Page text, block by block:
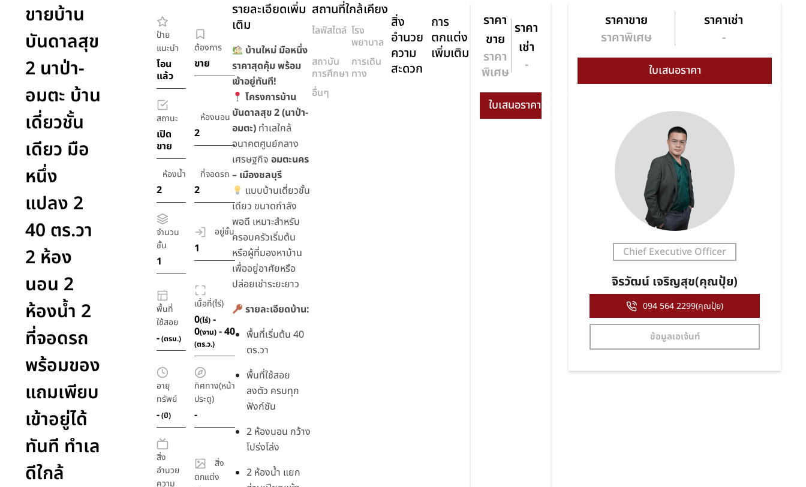
ขายบ้าน
บันดาลสุข
2 นาป่า-
อมตะ บ้าน
เดี่ยวชั้น
เดียว มือ
หนึ่ง
แปลง 2
40 ตร.วา
2 ห้อง
นอน 2
ห้องน้ำ 2
ที่จอดรถ
พร้อมของ
แถมเพียบ
เข้าอยู่ได้
ทันที ทำเล
ดีใกล้
ป้าย
แนะนำ
โอน
แล้ว
ต้องการ
ขาย
สถานะ
เปิด
ขาย
ห้องนอน
2
ห้องน้ำ
2
ที่จอดรถ
2
จำนวน
ชั้น
1
อยู่ชั้น
1
พื้นที่
ใช้สอย
-(ตรม.)
เนื้อที่(ไร่)
0(ไร่)-
0(งาน)- 40
(ตร.ว.)
อายุ
ทรัพย์
-(ปี)
ทิศทาง(หน้า
ประตู)
-
สิ่ง
อำนวย
ความ
สิ่ง
ตกแต่ง
รายละเอียดเพิ่ม
เติม
บ้านใหม่ มือหนึ่ง
ราคาสุดคุ้ม พร้อม
เข้าอยู่ทันที!
โครงการบ้าน
บันดาลสุข 2 (นาป่า-
อมตะ)ทำเลใกล้
อนาคตศูนย์กลาง
เศรษฐกิจ อมตะนคร
– เมืองชลบุรี
แบบบ้านเดี่ยวชั้น
เดียว ขนาดกำลัง
พอดี เหมาะสำหรับ
ครอบครัวเริ่มต้น
หรือผู้ที่มองหาบ้าน
เพื่ออยู่อาศัยหรือ
ปล่อยเช่าระยะยาว
รายละเอียดบ้าน:
พื้นที่เริ่มต้น 40
ตร.วา
พื้นที่ใช้สอย
ลงตัว ครบทุก
ฟังก์ชัน
2 ห้องนอน กว้าง
โปร่งโล่ง
2 ห้องน้ำ แยก
สถานที่ใกล้เคียง
ไลฟ์สไตล์ โรง
พยาบาล
สถาบัน
การศึกษา
การเดิน
ทาง
อื่นๆ
สิ่ง
อำนวย
ความ
สะดวก
การ
ตกแต่ง
เพิ่มเติม
ราคา
ขาย
ราคา
พิเศษ
ราคา
เช่า
-
ราคาขาย
ราคาพิเศษ
ราคาเช่า
-
Chief Executive Officer
จิรวัฒน์ เจริญสุข(คุณปุ้ย)
094 564 2299(คุณปุ้ย)
ข้อมูลเอเจ้นท์